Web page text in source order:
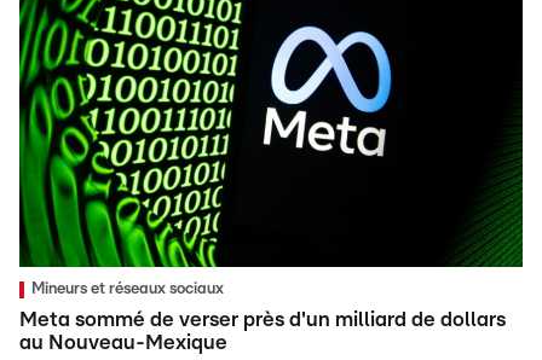
Mineurs et réseaux sociaux
Meta sommé de verser près d'un milliard de dollars
au Nouveau-Mexique